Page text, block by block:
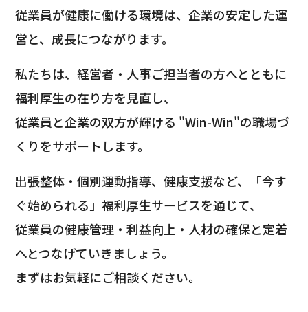
従業員が健康に働ける環境は、企業の安定した運
営と、成長につながります。
私たちは、経営者・人事ご担当者の方へとともに
福利厚生の在り方を見直し、
従業員と企業の双方が輝ける "Win-Win"の職場づ
くりをサポートします。
出張整体・個別運動指導、健康支援など、「今す
ぐ始められる」福利厚生サービスを通じて、
従業員の健康管理・利益向上・人材の確保と定着
へとつなげていきましょう。
まずはお気軽にご相談ください。